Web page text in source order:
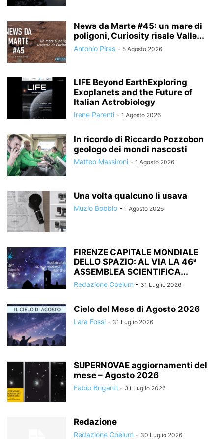
News da Marte #45: un mare di
poligoni, Curiosity risale Valle...
Antonio Piras - 5 Agosto 2026
LIFE Beyond EarthExploring
Exoplanets and the Future of
Italian Astrobiology
Irene Parenti - 1 Agosto 2026
In ricordo di Riccardo Pozzobon
geologo dei mondi nascosti
Matteo Massironi - 1 Agosto 2026
Una volta qualcuno li usava
Muzio Bobbio - 1 Agosto 2026
FIRENZE CAPITALE MONDIALE
DELLO SPAZIO: AL VIA LA 46ª
ASSEMBLEA SCIENTIFICA...
Redazione Coelum - 31 Luglio 2026
Cielo del Mese di Agosto 2026
Lara Fossi - 31 Luglio 2026
SUPERNOVAE aggiornamenti del
mese – Agosto 2026
Fabio Briganti - 31 Luglio 2026
Redazione
Redazione Coelum - 30 Luglio 2026